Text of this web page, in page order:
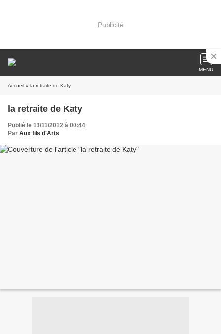
Publicité
MENU
Accueil » la retraite de Katy
la retraite de Katy
Publié le 13/11/2012 à 00:44
Par Aux fils d'Arts